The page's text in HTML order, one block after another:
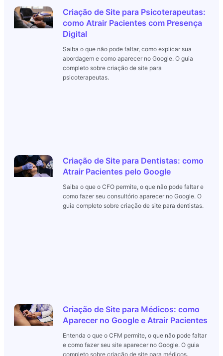
Criação de Site para Psicoterapeutas:
como Atrair Pacientes com Presença
Digital
Saiba o que não pode faltar, como explicar sua
abordagem e como aparecer no Google. O guia
completo sobre criação de site para
psicoterapeutas.
Criação de Site para Dentistas: como
Atrair Pacientes pelo Google
Saiba o que o CFO permite, o que não pode faltar e
como fazer seu consultório aparecer no Google. O
guia completo sobre criação de site para dentistas.
Criação de Site para Médicos: como
Aparecer no Google e Atrair Pacientes
Entenda o que o CFM permite, o que não pode faltar
e como fazer seu site aparecer no Google. O guia
completo sobre criação de site para médicos.